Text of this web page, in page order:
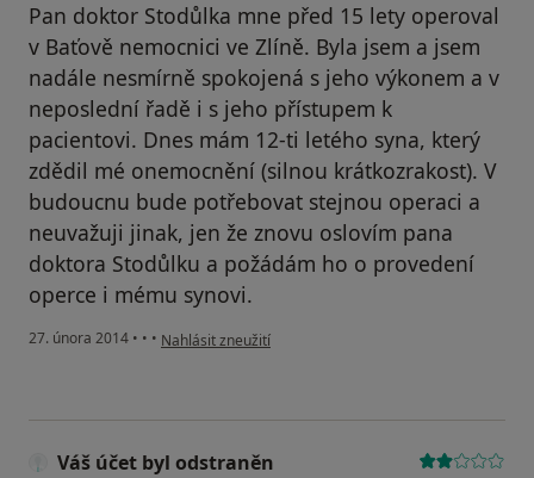
Pan doktor Stodůlka mne před 15 lety operoval
v Baťově nemocnici ve Zlíně. Byla jsem a jsem
nadále nesmírně spokojená s jeho výkonem a v
neposlední řadě i s jeho přístupem k
pacientovi. Dnes mám 12-ti letého syna, který
zdědil mé onemocnění (silnou krátkozrakost). V
budoucnu bude potřebovat stejnou operaci a
neuvažuji jinak, jen že znovu oslovím pana
doktora Stodůlku a požádám ho o provedení
operce i mému synovi.
27. února 2014 • • • podle názoru uživatele Váš účet byl odstraněn
Nahlásit zneužití
Váš účet byl odstraněn